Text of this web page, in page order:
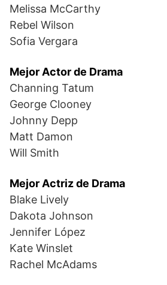
Melissa McCarthy
Rebel Wilson
Sofia Vergara
Mejor Actor de Drama
Channing Tatum
George Clooney
Johnny Depp
Matt Damon
Will Smith
Mejor Actriz de Drama
Blake Lively
Dakota Johnson
Jennifer López
Kate Winslet
Rachel McAdams